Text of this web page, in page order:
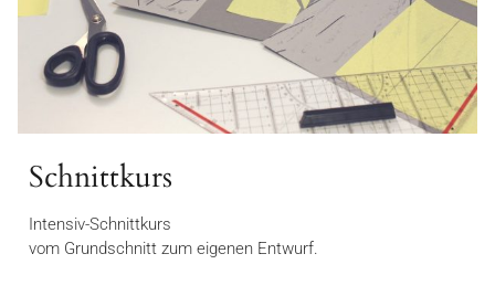
Schnittkurs
Intensiv-Schnittkurs
vom Grundschnitt zum eigenen Entwurf.